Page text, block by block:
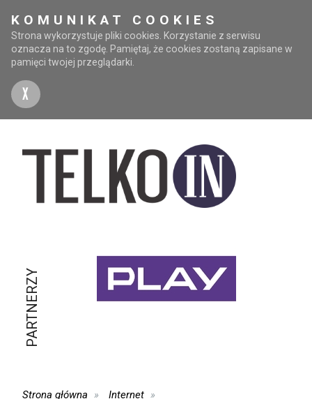
KOMUNIKAT COOKIES
Strona wykorzystuje pliki cookies. Korzystanie z serwisu
oznacza na to zgodę. Pamiętaj, że cookies zostaną zapisane w
pamięci twojej przeglądarki.
X
PARTNERZY
Strona główna
Internet